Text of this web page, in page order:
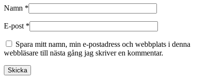
Namn *
E-post *
Spara mitt namn, min e-postadress och webbplats i denna
webbläsare till nästa gång jag skriver en kommentar.